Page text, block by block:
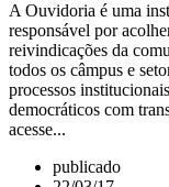
A Ouvidoria é uma
responsável por
reivindicações da
todos os câmpus e
processos
democráticos com
acesse...
publicado